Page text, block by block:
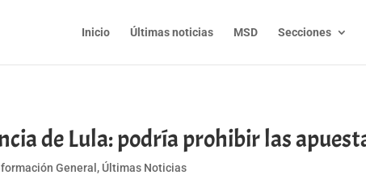
Inicio Últimas noticias MSD Secciones
de Lula: podría prohibir las
General , Últimas Noticias